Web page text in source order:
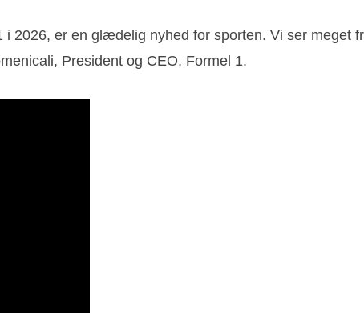
2026, er en glædelig nyhed for sporten. Vi ser meget
President og CEO, Formel 1.